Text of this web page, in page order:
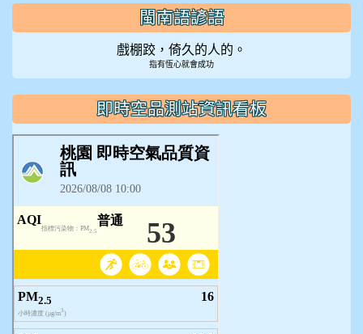
閩南語諺語
戲棚跤，倚久的人的。
指有恆心就會成功
即時空品測站資訊看板